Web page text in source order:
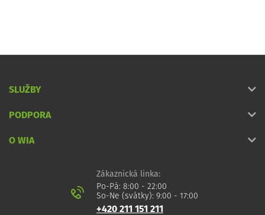
SLUŽBY
PODPORA
O WIA
Zákaznická linka:
Po-Pá: 8:00 - 22:00
So-Ne (svátky): 9:00 - 17:00
+420 211 151 211